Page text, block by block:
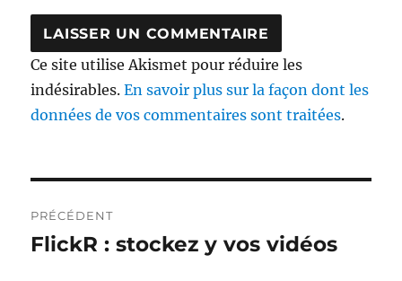
Ce site utilise Akismet pour réduire les
indésirables.En savoir plus sur la façon dont les
données de vos commentaires sont traitées.
de
PRÉCÉDENT
Publication
FlickR : stockez y vos vidéos